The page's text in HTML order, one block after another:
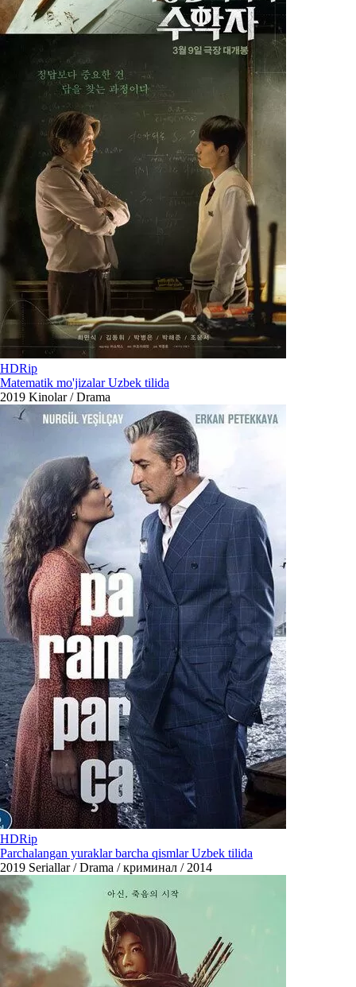
HDRip
Matematik mo'jizalar Uzbek tilida
2019 Kinolar / Drama
HDRip
Parchalangan yuraklar barcha qismlar Uzbek tilida
2019 Seriallar / Drama / криминал / 2014